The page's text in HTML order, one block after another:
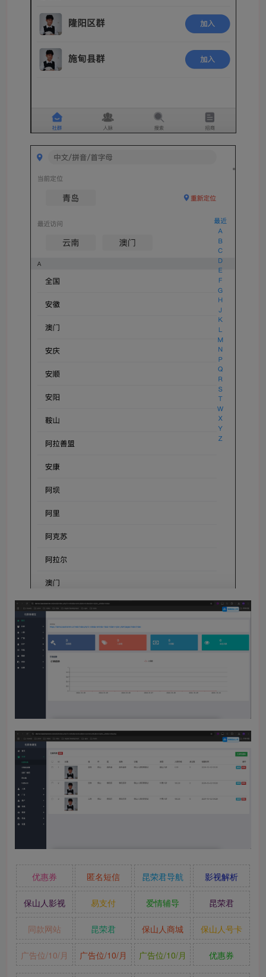
优惠券 匿名短信 昆荣君导航 影视解析
保山人影视 易支付 爱情辅导 昆荣君
同款网站 昆荣君 保山人商城 保山人号卡
广告位/10/月 广告位/10/月 广告位/10/月 优惠券